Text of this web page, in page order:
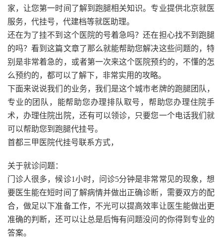
家，让您第一时间了解到跑腿相关知识。专业提供北京就医
服务，代挂号，代建档等就医助理。
还在为了挂不到这个医院的号着急吗？还在担心找不到跑腿
的吗？看到这篇文章了那么就能帮助您解决这些问题的，特
别是非常着急的，或者第一次来这个医院预约的，不懂的怎
么预约的，都可以了解下，非常实用的攻略。
下面来说说我们的业务，我们是这个城市老牌的跑腿团队，
专业的团队，能帮助您办理排队取号，帮助您办理住院手
术，办理住院出院，还有可以领诊，只要您一个电话我们就
可以帮助您到跑腿代挂号。
首都三甲医院代挂号联系方式，
关于就诊问题：
门诊人很多，候诊1小时，问诊5分钟是非常常见的现象，想
要医生能在短时间了解病情并做出正确诊断，需要双方的配
合，做足以下准备工作，不光可以提高效率让医生能做出更
准确的判断，还可以让总是后悔有问题没问的你得到专业的
答案。